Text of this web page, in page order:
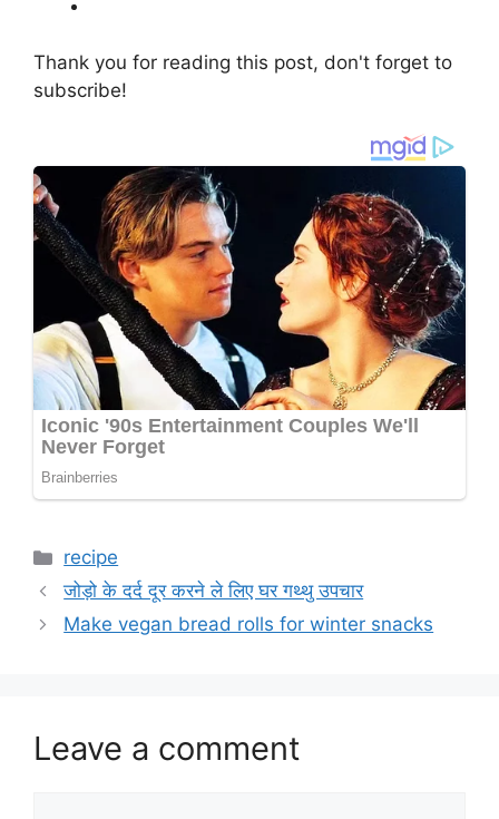
Thank you for reading this post, don't forget to
subscribe!
Categories
recipe
जोड़ो के दर्द दूर करने ले लिए घर गथ्थु उपचार
Make vegan bread rolls for winter snacks
Leave a comment